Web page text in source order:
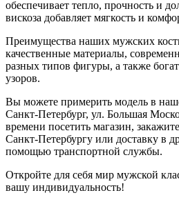
обеспечивает тепло, прочность и
вискоза добавляет мягкость и
Преимущества наших мужских
качественные материалы,
разных типов фигуры, а также
узоров.
Вы можете примерить модель в
Санкт-Петербург, ул. Большая
времени посетить магазин,
Санкт-Петербургу или доставку в
помощью транспортной службы.
Откройте для себя мир мужской
вашу индивидуальность!